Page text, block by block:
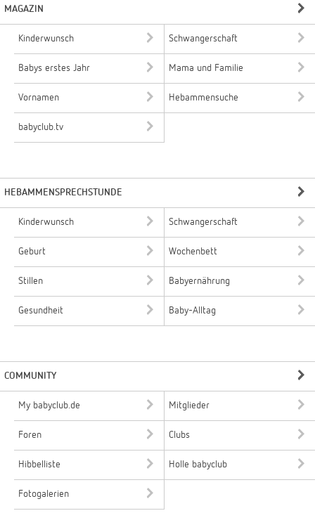
MAGAZIN
Kinderwunsch Schwangerschaft
Babys erstes Jahr Mama und Familie
Vornamen Hebammensuche
babyclub.tv
HEBAMMENSPRECHSTUNDE
Kinderwunsch Schwangerschaft
Geburt Wochenbett
Stillen Babyernährung
Gesundheit Baby-Alltag
COMMUNITY
My babyclub.de Mitglieder
Foren Clubs
Hibbelliste Holle babyclub
Fotogalerien